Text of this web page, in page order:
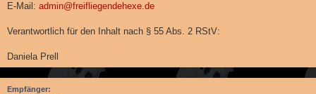
E-Mail: admin@freifliegendehexe.de
Verantwortlich für den Inhalt nach § 55 Abs. 2 RStV:
Daniela Prell
Empfänger: